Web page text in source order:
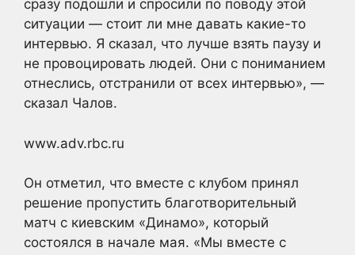
сразу подошли и спросили по поводу этой
ситуации — стоит ли мне давать какие-то
интервью. Я сказал, что лучше взять паузу и
не провоцировать людей. Они с пониманием
отнеслись, отстранили от всех интервью», —
сказал Чалов.
www.adv.rbc.ru
Он отметил, что вместе с клубом принял
решение пропустить благотворительный
матч с киевским «Динамо», который
состоялся в начале мая. «Мы вместе с